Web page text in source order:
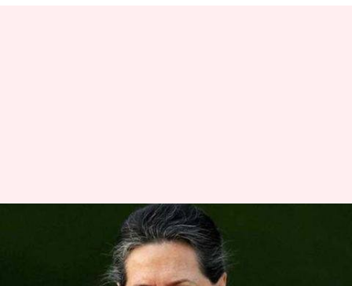
सोनिया गांधी को बनाया गया अंतरिम
अध्यक्ष, क्या कभी गांधी परिवार से
बाहर सोच पाएगी कांग्रेस?